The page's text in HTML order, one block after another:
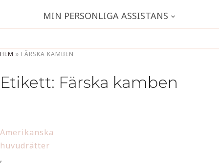
MIN PERSONLIGA ASSISTANS
HEM » FÄRSKA KAMBEN
Etikett: Färska kamben
Amerikanska
huvudrätter
,